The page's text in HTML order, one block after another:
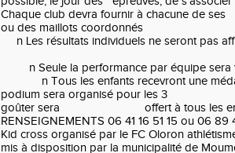
Chaque club devra fournir à chacune de
ou des maillots coordonnés
n Les résultats individuels ne seront pas
n Seule la performance par équipe sera
n Tous les enfants recevront
podium sera organisé pour les 3
goûter sera offert à tous les
RENSEIGNEMENTS 06 41 16 51 15 ou 06 89
Kid cross organisé par le FC Oloron
mis à disposition par la municipalité de